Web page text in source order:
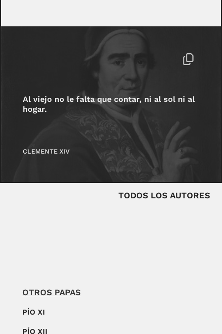
Al viejo no le falta que contar, ni al sol ni al
hogar.
CLEMENTE XIV
TODOS LOS AUTORES
OTROS PAPAS
PÍO XI
PÍO XII